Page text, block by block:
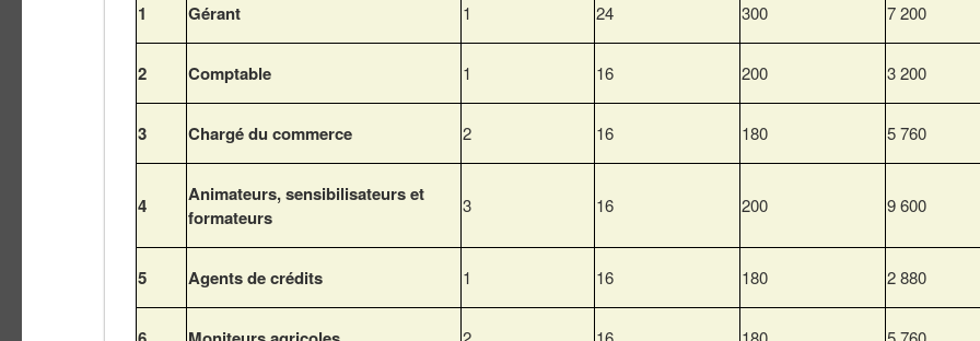
1 Gérant 1 24 300 7 200
2 Comptable 1 16 200 3 200
3 Chargé du commerce 2 16 180 5 760
4
Animateurs, sensibilisateurs et
formateurs
3 16 200 9 600
5 Agents de crédits 1 16 180 2 880